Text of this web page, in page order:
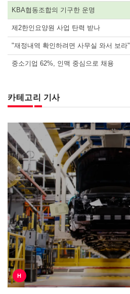
KBA협동조합의 기구한 운명
제2한인요양원 사업 탄력 받나
"재정내역 확인하려면 사무실 와서 보라"
중소기업 62%, 인맥 중심으로 채용
카테고리 기사
H